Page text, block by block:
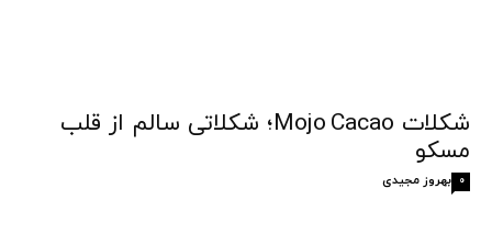
شکلات Mojo Cacao؛ شکلاتی سالم از قلب
مسکو
بهروز مجیدی 0